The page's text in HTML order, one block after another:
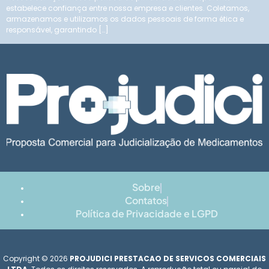
estabelece confiança entre nossa empresa e clientes. Coletamos,
armazenamos e utilizamos os dados pessoais de forma ética e
responsável, garantindo […]
Sobre
Contatos
Política de Privacidade e LGPD
Copyright © 2026 PROJUDICI PRESTACAO DE SERVICOS COMERCIAIS